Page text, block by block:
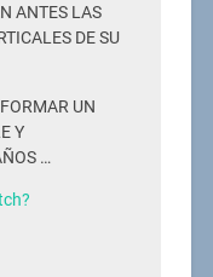
ANTES LAS
DE SU
UN
Y
…